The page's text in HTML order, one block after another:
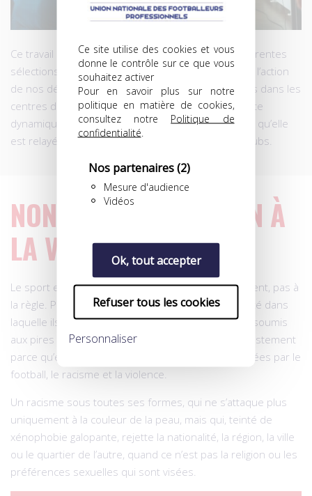
Ce site utilise des cookies et vous
donne le contrôle sur ce que vous
souhaitez activer
Pour en savoir plus sur notre
politique en matière de cookies,
consultez notre Politique de
confidentialité
Nos partenaires(2)
Mesure d'audience
Vidéos
Ok, tout accepter
Refuser tous les cookies
Personnaliser
Ce travail de proximité – y compris auprès des différentes
sélections nationales – reste donc notre priorité et l’action
de nos délégués régionaux, sur le terrain, y compris dans les
centres de formation, s’inscrit pleinement dans cette
dynamique et cette démarche volontariste d’autant qu’elle
est relayée, au quotidien, par tous nos délégués clubs.
NON AU RACISME, NON À
LA VIOLENCE!
Le sport et le football n’échappent, malheureusement, pas à
la règle. Puisqu’ils sont des émanations de la société dans
laquelle ils évoluent et prospèrent, ils sont parfois soumis
aux pires dérives, au premier rang desquelles, et justement
parce qu’elles vont à l’encontre des valeurs véhiculées par le
football, le racisme et la violence.
Un racisme sous toutes ses formes, qui ne s’attaque plus
uniquement à la couleur de la peau, mais qui, teinté de
xénophobie galopante, rejette la nationalité, la région, la ville
ou le quartier de l’autre, quand ce n’est pas la religion ou les
préférences sexuelles qui sont visées.